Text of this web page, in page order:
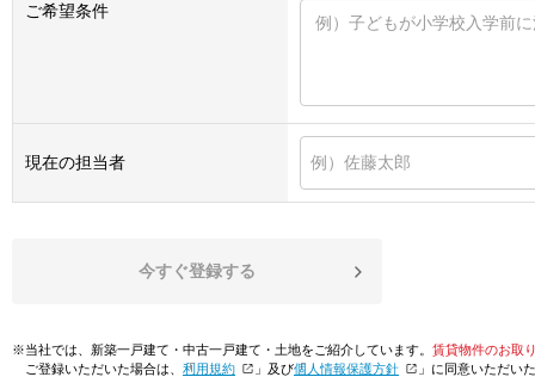
ご希望条件
現在の担当者
今すぐ登録する
※当社では、新築一戸建て・中古一戸建て・土地をご紹介しています。 賃貸物件のお取
ご登録いただいた場合は、「利用規約 」及び「個人情報保護方針
」に同意いただい